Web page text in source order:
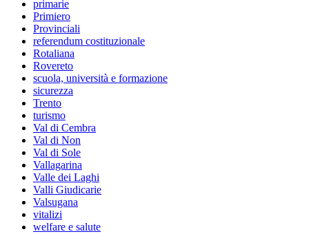
primarie
Primiero
Provinciali
referendum costituzionale
Rotaliana
Rovereto
scuola, università e formazione
sicurezza
Trento
turismo
Val di Cembra
Val di Non
Val di Sole
Vallagarina
Valle dei Laghi
Valli Giudicarie
Valsugana
vitalizi
welfare e salute